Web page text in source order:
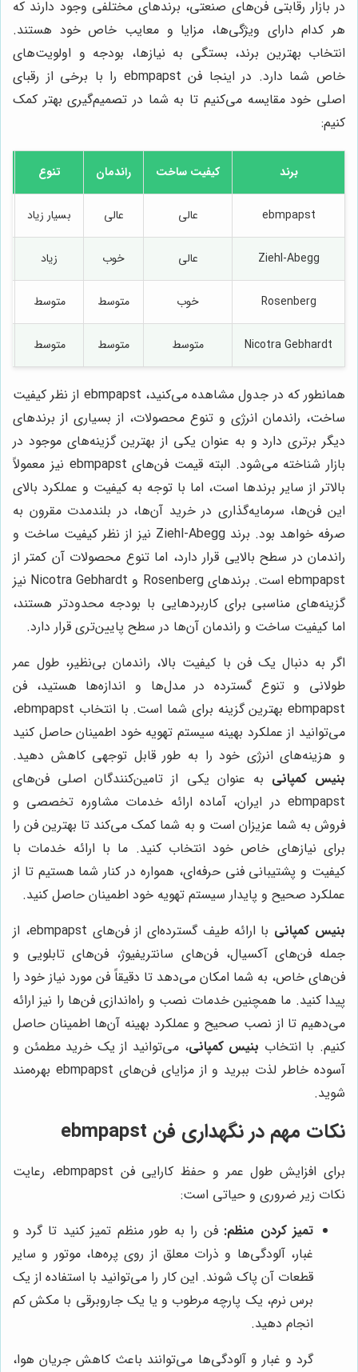
در بازار رقابتی فن‌های صنعتی، برندهای مختلفی وجود دارند که
هر کدام دارای ویژگی‌ها، مزایا و معایب خاص خود هستند.
انتخاب بهترین برند، بستگی به نیازها، بودجه و اولویت‌های
خاص شما دارد. در اینجا فن ebmpapst را با برخی از رقبای
اصلی خود مقایسه می‌کنیم تا به شما در تصمیم‌گیری بهتر کمک
کنیم:
برند کیفیت ساخت راندمان تنوع
ebmpapst عالی عالی بسیار زیاد
Ziehl-Abegg عالی خوب زیاد
Rosenberg خوب متوسط متوسط
Nicotra Gebhardt متوسط متوسط متوسط
همانطور که در جدول مشاهده می‌کنید، ebmpapst از نظر کیفیت
ساخت، راندمان انرژی و تنوع محصولات، از بسیاری از برندهای
دیگر برتری دارد و به عنوان یکی از بهترین گزینه‌های موجود در
بازار شناخته می‌شود. البته قیمت فن‌های ebmpapst نیز معمولاً
بالاتر از سایر برندها است، اما با توجه به کیفیت و عملکرد بالای
این فن‌ها، سرمایه‌گذاری در خرید آن‌ها، در بلندمدت مقرون به
صرفه خواهد بود. برند Ziehl-Abegg نیز از نظر کیفیت ساخت و
راندمان در سطح بالایی قرار دارد، اما تنوع محصولات آن کمتر از
ebmpapst است. برندهای Rosenberg و Nicotra Gebhardt نیز
گزینه‌های مناسبی برای کاربردهایی با بودجه محدودتر هستند،
اما کیفیت ساخت و راندمان آن‌ها در سطح پایین‌تری قرار دارد.
اگر به دنبال یک فن با کیفیت بالا، راندمان بی‌نظیر، طول عمر
طولانی و تنوع گسترده در مدل‌ها و اندازه‌ها هستید، فن
ebmpapst بهترین گزینه برای شما است. با انتخاب ebmpapst،
می‌توانید از عملکرد بهینه سیستم تهویه خود اطمینان حاصل کنید
و هزینه‌های انرژی خود را به طور قابل توجهی کاهش دهید.
بنیس کمپانی به عنوان یکی از تامین‌کنندگان اصلی فن‌های
ebmpapst در ایران، آماده ارائه خدمات مشاوره تخصصی و
فروش به شما عزیزان است و به شما کمک می‌کند تا بهترین فن را
برای نیازهای خاص خود انتخاب کنید. ما با ارائه خدمات با
کیفیت و پشتیبانی فنی حرفه‌ای، همواره در کنار شما هستیم تا از
عملکرد صحیح و پایدار سیستم تهویه خود اطمینان حاصل کنید.
بنیس کمپانی
با ارائه طیف گسترده‌ای از فن‌های ebmpapst، از
جمله فن‌های آکسیال، فن‌های سانتریفیوژ، فن‌های تابلویی و
فن‌های خاص، به شما امکان می‌دهد تا دقیقاً فن مورد نیاز خود را
پیدا کنید. ما همچنین خدمات نصب و راه‌اندازی فن‌ها را نیز ارائه
می‌دهیم تا از نصب صحیح و عملکرد بهینه آن‌ها اطمینان حاصل
کنیم. با انتخاب بنیس کمپانی، می‌توانید از یک خرید مطمئن و
آسوده خاطر لذت ببرید و از مزایای فن‌های ebmpapst بهره‌مند
شوید.
نکات مهم در نگهداری فن ebmpapst
برای افزایش طول عمر و حفظ کارایی فن ebmpapst، رعایت
نکات زیر ضروری و حیاتی است:
تمیز کردن منظم: فن را به طور منظم تمیز کنید تا گرد و
غبار، آلودگی‌ها و ذرات معلق از روی پره‌ها، موتور و سایر
قطعات آن پاک شوند. این کار را می‌توانید با استفاده از یک
برس نرم، یک پارچه مرطوب و یا یک جاروبرقی با مکش کم
انجام دهید.
گرد و غبار و آلودگی‌ها می‌توانند باعث کاهش جریان هوا،